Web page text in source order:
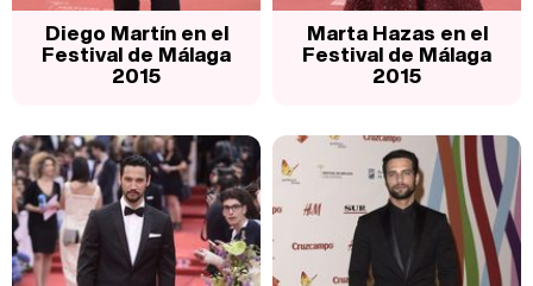
Diego Martín en el
Festival de Málaga
2015
Marta Hazas en el
Festival de Málaga
2015